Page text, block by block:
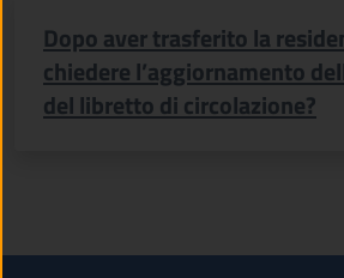
Dopo aver trasferito la
chiedere l’aggiornamento
del libretto di circolazione?